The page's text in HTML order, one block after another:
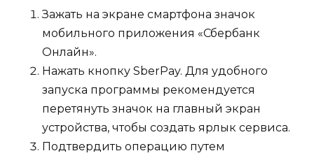
Зажать на экране смартфона значок
мобильного приложения «Сбербанк
Онлайн».
Нажать кнопку SberPay. Для удобного
запуска программы рекомендуется
перетянуть значок на главный экран
устройства, чтобы создать ярлык сервиса.
Подтвердить операцию путем